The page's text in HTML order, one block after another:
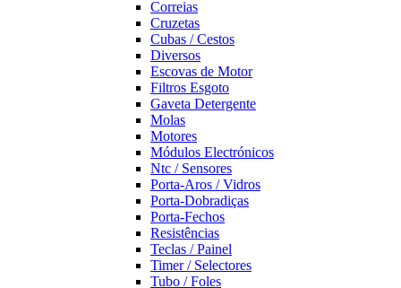
Correias
Cruzetas
Cubas / Cestos
Diversos
Escovas de Motor
Filtros Esgoto
Gaveta Detergente
Molas
Motores
Módulos Electrónicos
Ntc / Sensores
Porta-Aros / Vidros
Porta-Dobradiças
Porta-Fechos
Resistências
Teclas / Painel
Timer / Selectores
Tubo / Foles